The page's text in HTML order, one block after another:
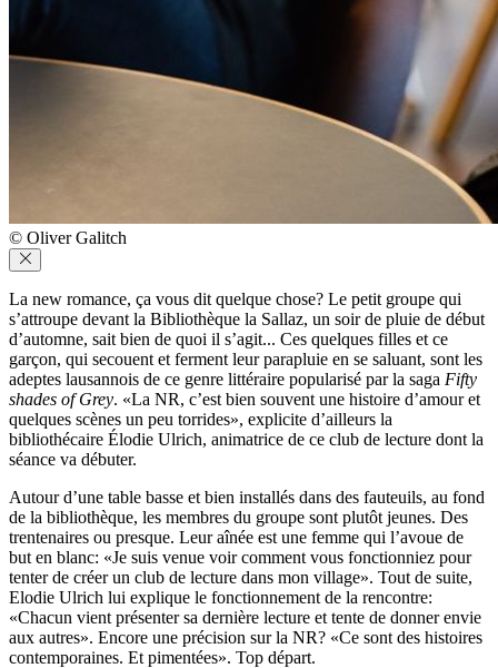
© Oliver Galitch
La new romance, ça vous dit quelque chose? Le petit groupe qui
s’attroupe devant la Bibliothèque la Sallaz, un soir de pluie de début
d’automne, sait bien de quoi il s’agit... Ces quelques filles et ce
garçon, qui secouent et ferment leur parapluie en se saluant, sont les
adeptes lausannois de ce genre littéraire popularisé par la saga Fifty
shades of Grey. «La NR, c’est bien souvent une histoire d’amour et
quelques scènes un peu torrides», explicite d’ailleurs la
bibliothécaire Élodie Ulrich, animatrice de ce club de lecture dont la
séance va débuter.
Autour d’une table basse et bien installés dans des fauteuils, au fond
de la bibliothèque, les membres du groupe sont plutôt jeunes. Des
trentenaires ou presque. Leur aînée est une femme qui l’avoue de
but en blanc: «Je suis venue voir comment vous fonctionniez pour
tenter de créer un club de lecture dans mon village». Tout de suite,
Elodie Ulrich lui explique le fonctionnement de la rencontre:
«Chacun vient présenter sa dernière lecture et tente de donner envie
aux autres». Encore une précision sur la NR? «Ce sont des histoires
contemporaines. Et pimentées». Top départ.